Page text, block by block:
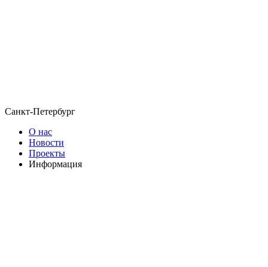
Санкт-Петербург
О нас
Новости
Проекты
Информация